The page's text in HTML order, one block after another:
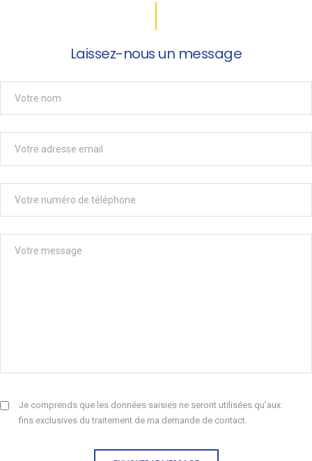
Laissez-nous un message
Je comprends que les données saisies ne seront utilisées qu'aux
fins exclusives du traitement de ma demande de contact.